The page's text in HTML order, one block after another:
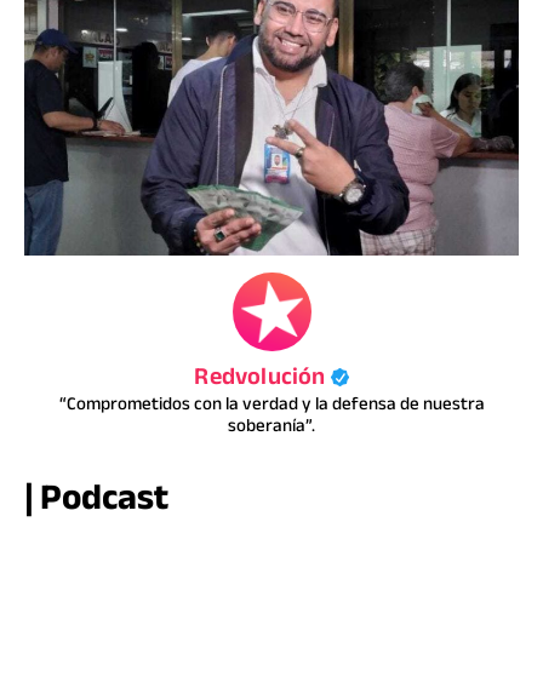
Redvolución
“Comprometidos con la verdad y la defensa de nuestra
soberanía”.
| Podcast